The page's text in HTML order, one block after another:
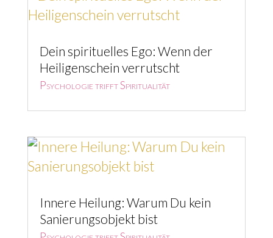
Dein spirituelles Ego: Wenn der
Heiligenschein verrutscht
Psychologie trifft Spiritualität
Innere Heilung: Warum Du kein
Sanierungsobjekt bist